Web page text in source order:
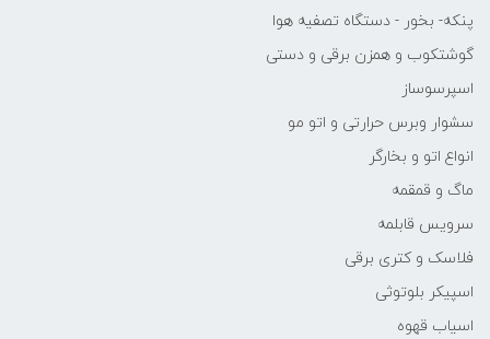
پنکه- بخور - دستگاه تصفیه هوا
گوشتکوب و همزن برقی و دستی
اسپرسوساز
سشوار وبرس حرارتی و اتو مو
انواع اتو و بخارگر
ماگ و قمقمه
سرویس قابلمه
فلاسک و کتری برقی
اسپیکر بلوتوثی
اسیاب قهوه